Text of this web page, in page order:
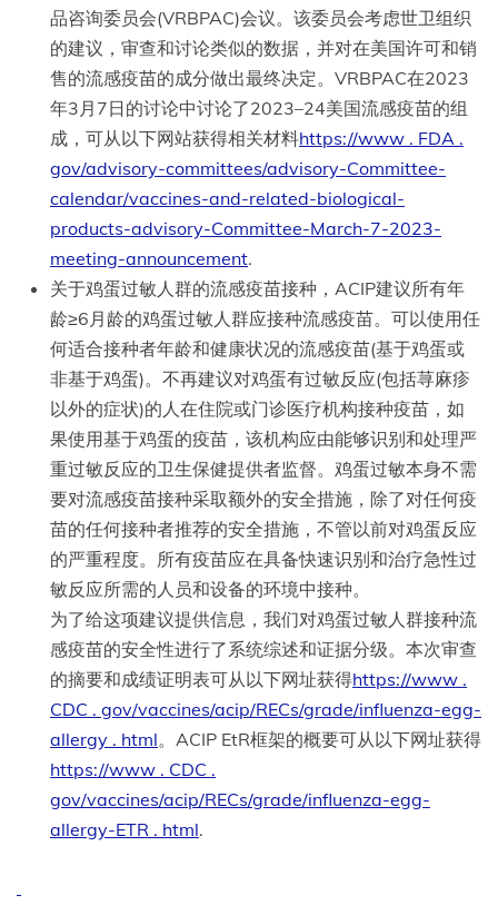
品咨询委员会(VRBPAC)会议。该委员会考虑世卫组织
的建议，审查和讨论类似的数据，并对在美国许可和销
售的流感疫苗的成分做出最终决定。VRBPAC在2023
年3月7日的讨论中讨论了2023–24美国流感疫苗的组
成，可从以下网站获得相关材料https://www . FDA .
gov/advisory-committees/advisory-Committee-
calendar/vaccines-and-related-biological-
products-advisory-Committee-March-7-2023-
meeting-announcement.
关于鸡蛋过敏人群的流感疫苗接种，ACIP建议所有年
龄≥6月龄的鸡蛋过敏人群应接种流感疫苗。可以使用任
何适合接种者年龄和健康状况的流感疫苗(基于鸡蛋或
非基于鸡蛋)。不再建议对鸡蛋有过敏反应(包括荨麻疹
以外的症状)的人在住院或门诊医疗机构接种疫苗，如
果使用基于鸡蛋的疫苗，该机构应由能够识别和处理严
重过敏反应的卫生保健提供者监督。鸡蛋过敏本身不需
要对流感疫苗接种采取额外的安全措施，除了对任何疫
苗的任何接种者推荐的安全措施，不管以前对鸡蛋反应
的严重程度。所有疫苗应在具备快速识别和治疗急性过
敏反应所需的人员和设备的环境中接种。
为了给这项建议提供信息，我们对鸡蛋过敏人群接种流
感疫苗的安全性进行了系统综述和证据分级。本次审查
的摘要和成绩证明表可从以下网址获得https://www .
CDC . gov/vaccines/acip/RECs/grade/influenza-egg-
allergy . html。ACIP EtR框架的概要可从以下网址获得
https://www . CDC .
gov/vaccines/acip/RECs/grade/influenza-egg-
allergy-ETR . html.